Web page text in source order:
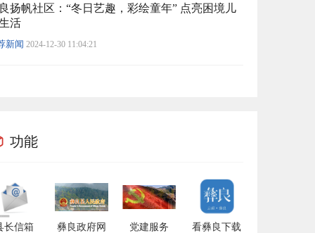
扬帆社区：“冬日艺趣，彩绘童年” 点亮困境儿
活
新闻 2024-12-30 11:04:21
功能
长信箱 彝良政府网 党建服务 看彝良下载